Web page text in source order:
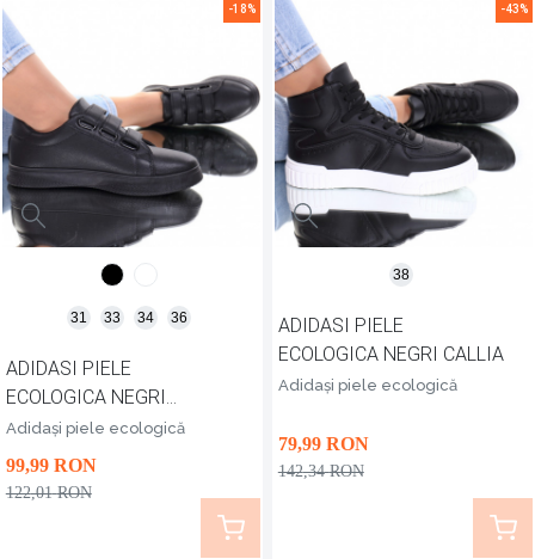
-18%
ADIDASI PIELE
ECOLOGICA NEGRI
SORENA
Adidași piele ecologică
99,99 RON
122,01 RON
31 33 34 36
-43%
ADIDASI PIELE
ECOLOGICA NEGRI CALLIA
Adidași piele ecologică
79,99 RON
142,34 RON
38